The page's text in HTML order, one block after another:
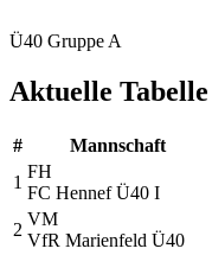
Ü40 Gruppe A
Aktuelle Tabelle
# Mannschaft
1
FH
FC Hennef Ü40 I
2
VM
VfR Marienfeld Ü40